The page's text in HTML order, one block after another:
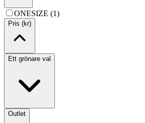
ONESIZE (1)
Pris (kr)
Ett grönare val
Outlet